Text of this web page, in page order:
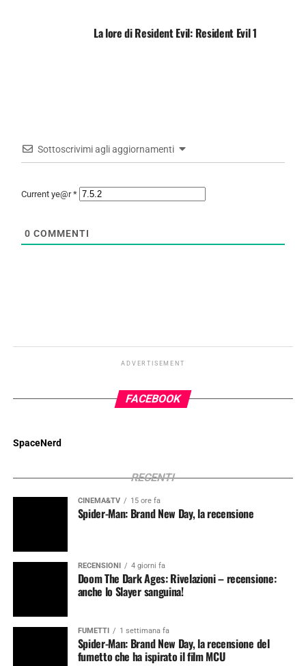
La lore di Resident Evil: Resident Evil 1
Sottoscrivimi agli aggiornamenti
Current ye@r*
0 COMMENTI
ADVERTISEMENT
FACEBOOK
SpaceNerd
RECENTI
CINEMA&TV 15 ore fa
Spider-Man: Brand New Day, la recensione
RECENSIONI 4 giorni fa
Doom The Dark Ages: Rivelazioni – recensione:
anche lo Slayer sanguina!
FUMETTI 1 settimana fa
Spider-Man: Brand New Day, la recensione del
fumetto che ha ispirato il film MCU